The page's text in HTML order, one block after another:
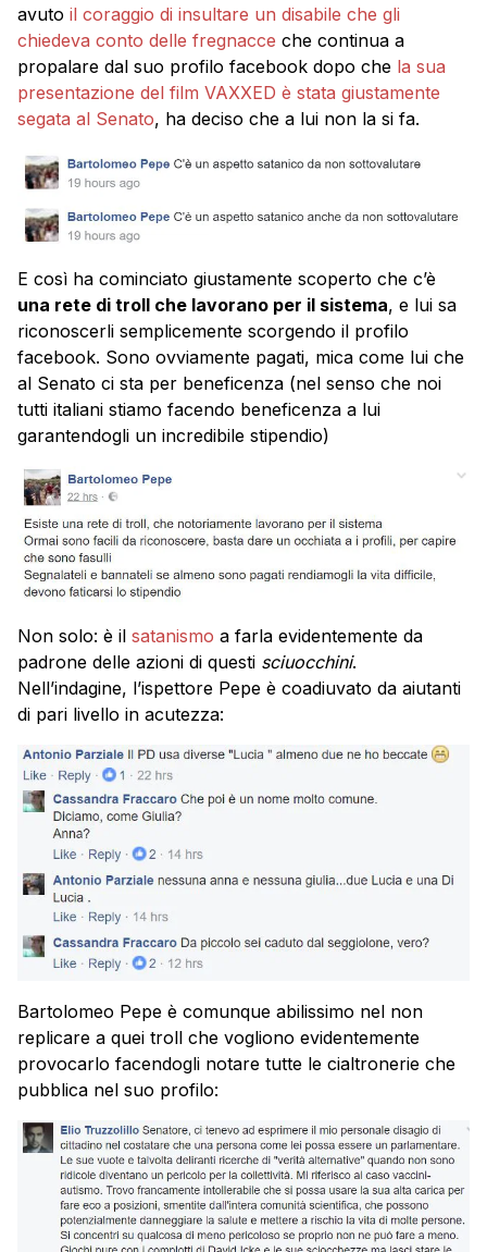
avuto il coraggio di insultare un disabile che gli
chiedeva conto delle fregnacce che continua a
propalare dal suo profilo facebook dopo che la sua
presentazione del film VAXXED è stata giustamente
segata al Senato, ha deciso che a lui non la si fa.
E così ha cominciato giustamente scoperto che c’è
una rete di troll che lavorano per il sistema, e lui sa
riconoscerli semplicemente scorgendo il profilo
facebook. Sono ovviamente pagati, mica come lui che
al Senato ci sta per beneficenza (nel senso che noi
tutti italiani stiamo facendo beneficenza a lui
garantendogli un incredibile stipendio)
Non solo: è il satanismo a farla evidentemente da
padrone delle azioni di questi sciuocchini.
Nell’indagine, l’ispettore Pepe è coadiuvato da aiutanti
di pari livello in acutezza:
Bartolomeo Pepe è comunque abilissimo nel non
replicare a quei troll che vogliono evidentemente
provocarlo facendogli notare tutte le cialtronerie che
pubblica nel suo profilo: